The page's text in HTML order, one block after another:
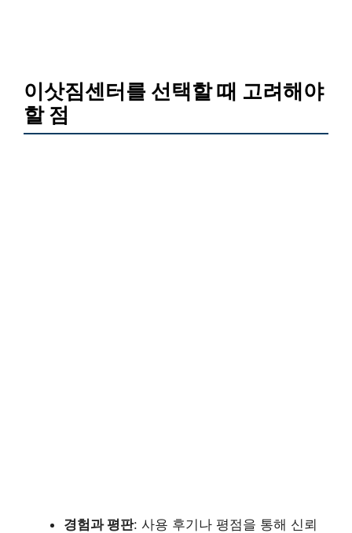
이삿짐센터를 선택할 때 고려해야
할 점
경험과 평판: 사용 후기나 평점을 통해 신뢰